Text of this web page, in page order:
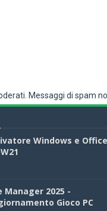
Messaggi di spam
Windows e
Manager 2025 -
Gioco PC